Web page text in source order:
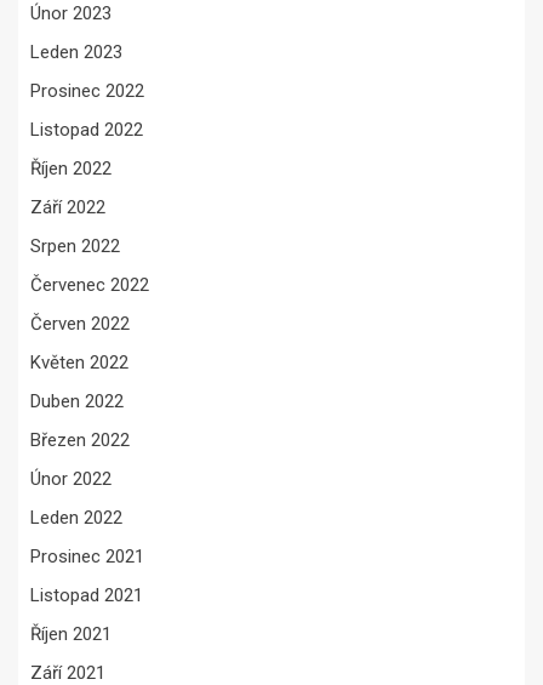
Únor 2023
Leden 2023
Prosinec 2022
Listopad 2022
Říjen 2022
Září 2022
Srpen 2022
Červenec 2022
Červen 2022
Květen 2022
Duben 2022
Březen 2022
Únor 2022
Leden 2022
Prosinec 2021
Listopad 2021
Říjen 2021
Září 2021